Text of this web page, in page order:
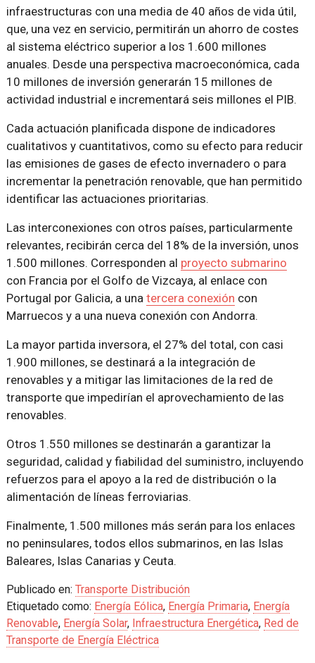
infraestructuras con una media de 40 años de vida útil,
que, una vez en servicio, permitirán un ahorro de costes
al sistema eléctrico superior a los 1.600 millones
anuales. Desde una perspectiva macroeconómica, cada
10 millones de inversión generarán 15 millones de
actividad industrial e incrementará seis millones el PIB.
Cada actuación planificada dispone de indicadores
cualitativos y cuantitativos, como su efecto para reducir
las emisiones de gases de efecto invernadero o para
incrementar la penetración renovable, que han permitido
identificar las actuaciones prioritarias.
Las interconexiones con otros países, particularmente
relevantes, recibirán cerca del 18% de la inversión, unos
1.500 millones. Corresponden al proyecto submarino
con Francia por el Golfo de Vizcaya, al enlace con
Portugal por Galicia, a una tercera conexión con
Marruecos y a una nueva conexión con Andorra.
La mayor partida inversora, el 27% del total, con casi
1.900 millones, se destinará a la integración de
renovables y a mitigar las limitaciones de la red de
transporte que impedirían el aprovechamiento de las
renovables.
Otros 1.550 millones se destinarán a garantizar la
seguridad, calidad y fiabilidad del suministro, incluyendo
refuerzos para el apoyo a la red de distribución o la
alimentación de líneas ferroviarias.
Finalmente, 1.500 millones más serán para los enlaces
no peninsulares, todos ellos submarinos, en las Islas
Baleares, Islas Canarias y Ceuta.
Publicado en: Transporte Distribución
Etiquetado como: Energía Eólica, Energía Primaria, Energía
Renovable, Energía Solar, Infraestructura Energética, Red de
Transporte de Energía Eléctrica